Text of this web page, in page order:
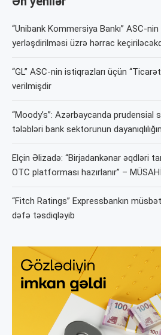
“Unibank Kommersiya Bankı” ASC-nin
yerləşdirilməsi üzrə hərrac
“GL” ASC-nin istiqrazları üçün
verilmişdir
“Moody’s”: Azərbaycanda prudensial
tələbləri bank sektorunun
Elçin Əlizadə: “Birjadankənar əqdləri
OTC platforması hazırlanır” –
“Fitch Ratings” Expressbankın
dəfə təsdiqləyib